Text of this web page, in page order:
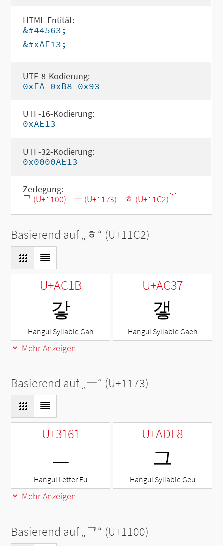
HTML-Entität:
&#44563;
&#xAE13;
UTF-8-Kodierung:
0xEA 0xB8 0x93
UTF-16-Kodierung:
0xAE13
UTF-32-Kodierung:
0x0000AE13
Zerlegung:
ᄀ (U+1100) - ᅳ (U+1173) - ᇂ (U+11C2)[1]
Basierend auf „ ᇂ “ (U+11C2)
U+AC1B
갛
Hangul Syllable Gah
U+AC37
갷
Hangul Syllable Gaeh
Mehr Anzeigen
Basierend auf „ᅳ“ (U+1173)
U+3161
ㅡ
Hangul Letter Eu
U+ADF8
그
Hangul Syllable Geu
Mehr Anzeigen
Basierend auf „ᄀ“ (U+1100)